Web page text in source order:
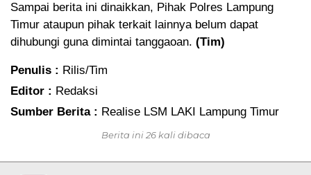
Sampai berita ini dinaikkan, Pihak Polres Lampung
Timur ataupun pihak terkait lainnya belum dapat
dihubungi guna dimintai tanggaoan. (Tim)
Penulis : Rilis/Tim
Editor : Redaksi
Sumber Berita : Realise LSM LAKI Lampung Timur
Berita ini 26 kali dibaca